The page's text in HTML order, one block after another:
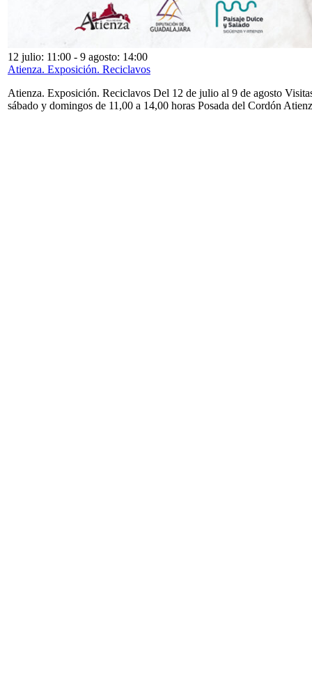
12 julio: 11:00 - 9 agosto: 14:00
Atienza. Exposición. Reciclavos
Atienza. Exposición. Reciclavos Del 12 de julio al 9 de agosto
sábado y domingos de 11,00 a 14,00 horas Posada del Cordón